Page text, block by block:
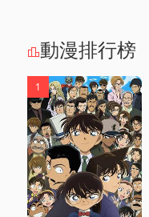
動漫排行榜
1